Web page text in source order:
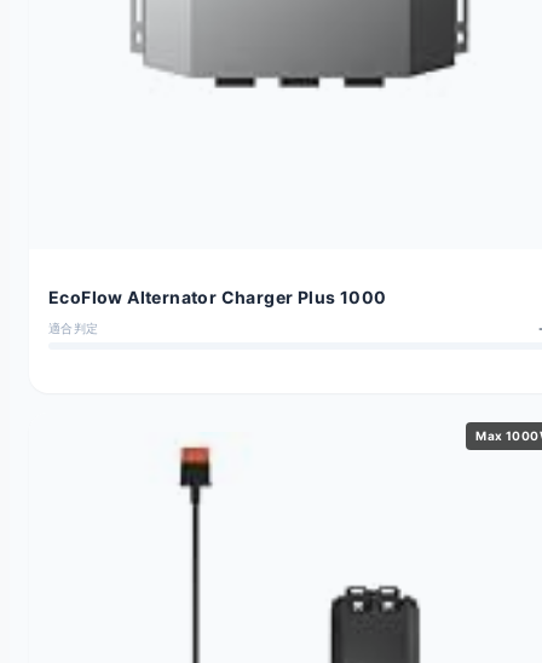
EcoFlow Alternator Charger Plus 1000
適合判定
Max